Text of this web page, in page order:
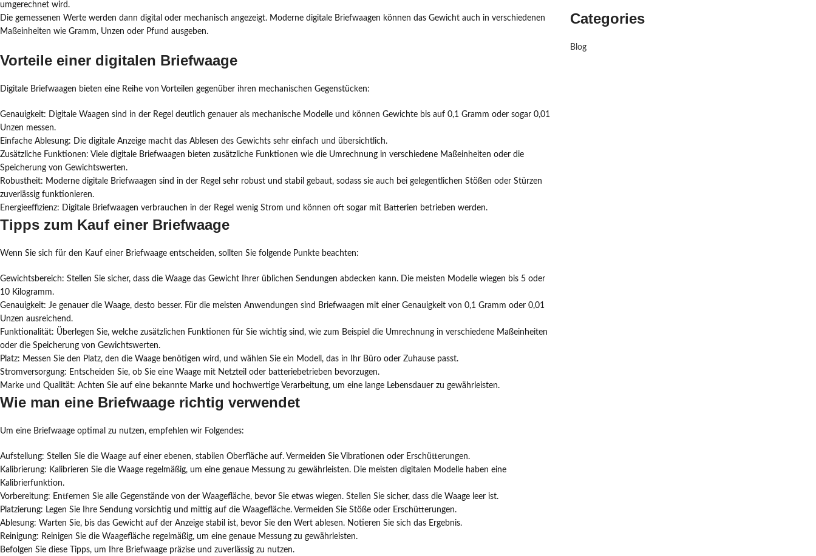
umgerechnet wird.
Die gemessenen Werte werden dann digital oder mechanisch angezeigt. Moderne digitale Briefwaagen können das Gewicht auch in verschiedenen
Maßeinheiten wie Gramm, Unzen oder Pfund ausgeben.
Vorteile einer digitalen Briefwaage
Digitale Briefwaagen bieten eine Reihe von Vorteilen gegenüber ihren mechanischen Gegenstücken:
Genauigkeit: Digitale Waagen sind in der Regel deutlich genauer als mechanische Modelle und können Gewichte bis auf 0,1 Gramm oder sogar 0,01
Unzen messen.
Einfache Ablesung: Die digitale Anzeige macht das Ablesen des Gewichts sehr einfach und übersichtlich.
Zusätzliche Funktionen: Viele digitale Briefwaagen bieten zusätzliche Funktionen wie die Umrechnung in verschiedene Maßeinheiten oder die
Speicherung von Gewichtswerten.
Robustheit: Moderne digitale Briefwaagen sind in der Regel sehr robust und stabil gebaut, sodass sie auch bei gelegentlichen Stößen oder Stürzen
zuverlässig funktionieren.
Energieeffizienz: Digitale Briefwaagen verbrauchen in der Regel wenig Strom und können oft sogar mit Batterien betrieben werden.
Tipps zum Kauf einer Briefwaage
Wenn Sie sich für den Kauf einer Briefwaage entscheiden, sollten Sie folgende Punkte beachten:
Gewichtsbereich: Stellen Sie sicher, dass die Waage das Gewicht Ihrer üblichen Sendungen abdecken kann. Die meisten Modelle wiegen bis 5 oder
10 Kilogramm.
Genauigkeit: Je genauer die Waage, desto besser. Für die meisten Anwendungen sind Briefwaagen mit einer Genauigkeit von 0,1 Gramm oder 0,01
Unzen ausreichend.
Funktionalität: Überlegen Sie, welche zusätzlichen Funktionen für Sie wichtig sind, wie zum Beispiel die Umrechnung in verschiedene Maßeinheiten
oder die Speicherung von Gewichtswerten.
Platz: Messen Sie den Platz, den die Waage benötigen wird, und wählen Sie ein Modell, das in Ihr Büro oder Zuhause passt.
Stromversorgung: Entscheiden Sie, ob Sie eine Waage mit Netzteil oder batteriebetrieben bevorzugen.
Marke und Qualität: Achten Sie auf eine bekannte Marke und hochwertige Verarbeitung, um eine lange Lebensdauer zu gewährleisten.
Wie man eine Briefwaage richtig verwendet
Um eine Briefwaage optimal zu nutzen, empfehlen wir Folgendes:
Aufstellung: Stellen Sie die Waage auf einer ebenen, stabilen Oberfläche auf. Vermeiden Sie Vibrationen oder Erschütterungen.
Kalibrierung: Kalibrieren Sie die Waage regelmäßig, um eine genaue Messung zu gewährleisten. Die meisten digitalen Modelle haben eine
Kalibrierfunktion.
Vorbereitung: Entfernen Sie alle Gegenstände von der Waagefläche, bevor Sie etwas wiegen. Stellen Sie sicher, dass die Waage leer ist.
Platzierung: Legen Sie Ihre Sendung vorsichtig und mittig auf die Waagefläche. Vermeiden Sie Stöße oder Erschütterungen.
Ablesung: Warten Sie, bis das Gewicht auf der Anzeige stabil ist, bevor Sie den Wert ablesen. Notieren Sie sich das Ergebnis.
Reinigung: Reinigen Sie die Waagefläche regelmäßig, um eine genaue Messung zu gewährleisten.
Befolgen Sie diese Tipps, um Ihre Briefwaage präzise und zuverlässig zu nutzen.
Categories
Blog